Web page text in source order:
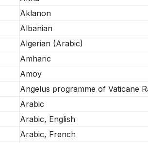
Aklanon
Albanian
Algerian (Arabic)
Amharic
Amoy
Angelus programme of Vaticane
Arabic
Arabic, English
Arabic, French